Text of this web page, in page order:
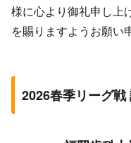
様に心より御礼申し上
を賜りますようお願い
2026春季リーグ